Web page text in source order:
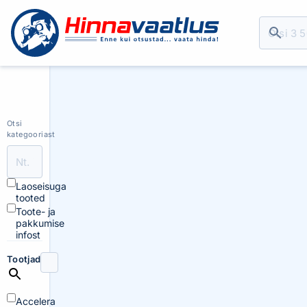
Otsi
kategooriast
Laoseisuga
tooted
Toote- ja
pakkumise
infost
Tootjad
Accelera